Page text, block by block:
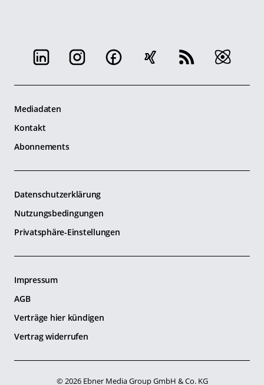
Mediadaten
Kontakt
Abonnements
Datenschutzerklärung
Nutzungsbedingungen
Privatsphäre-Einstellungen
Impressum
AGB
Verträge hier kündigen
Vertrag widerrufen
© 2026 Ebner Media Group GmbH & Co. KG